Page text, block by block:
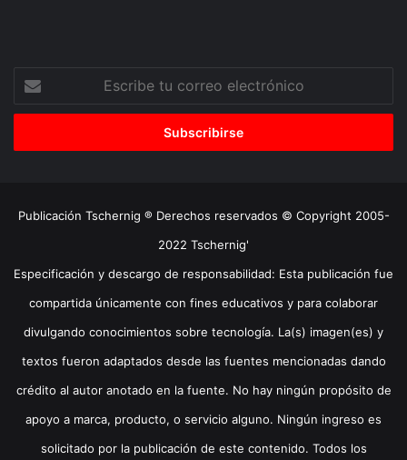
correo
Publicación Tschernig ® Derechos reservados © Copyright 2005-
2022 Tschernig'
Especificación y descargo de responsabilidad: Esta publicación fue
compartida únicamente con fines educativos y para colaborar
divulgando conocimientos sobre tecnología. La(s) imagen(es) y
textos fueron adaptados desde las fuentes mencionadas dando
crédito al autor anotado en la fuente. No hay ningún propósito de
apoyo a marca, producto, o servicio alguno. Ningún ingreso es
solicitado por la publicación de este contenido. Todos los